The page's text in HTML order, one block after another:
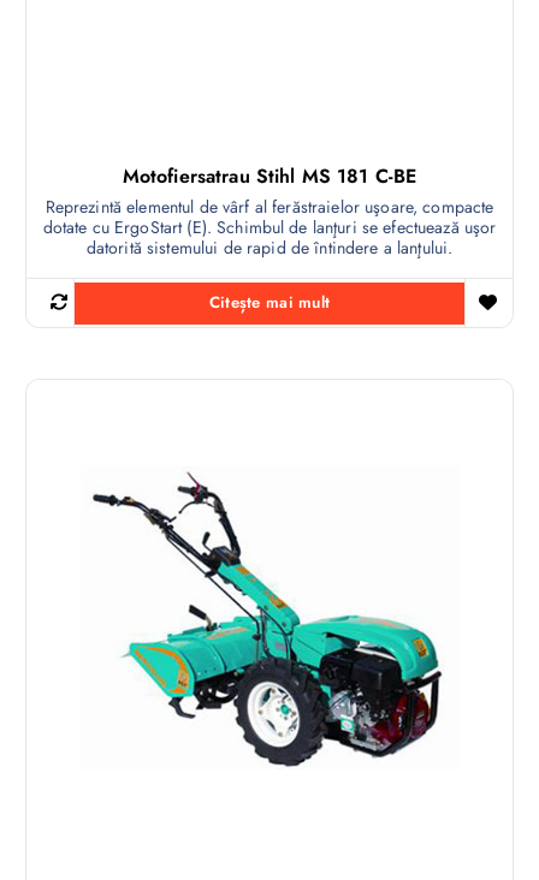
Motofiersatrau Stihl MS 181 C-BE
Reprezintă elementul de vârf al ferăstraielor uşoare, compacte
dotate cu ErgoStart (E). Schimbul de lanţuri se efectuează uşor
datorită sistemului de rapid de întindere a lanţului.
Citește mai mult